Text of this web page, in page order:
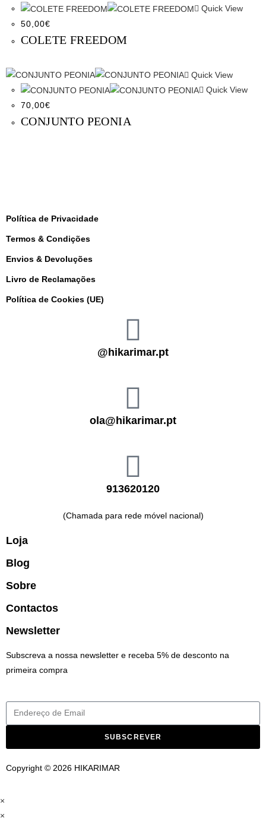
Quick View
50,00€
COLETE FREEDOM
Quick View
Quick View
70,00€
CONJUNTO PEONIA
Política de Privacidade
Termos & Condições
Envios & Devoluções
Livro de Reclamações
Política de Cookies (UE)
@hikarimar.pt
ola@hikarimar.pt
913620120
(Chamada para rede móvel nacional)
Loja
Blog
Sobre
Contactos
Newsletter
Subscreva a nossa newsletter e receba 5% de desconto na
primeira compra
SUBSCREVER
Copyright © 2026 HIKARIMAR
×
×